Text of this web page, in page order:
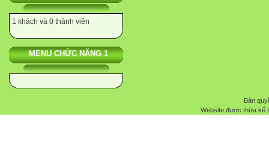
1 khách và 0 thành viên
MENU CHỨC NĂNG 1
Bản
Website được thừa kế